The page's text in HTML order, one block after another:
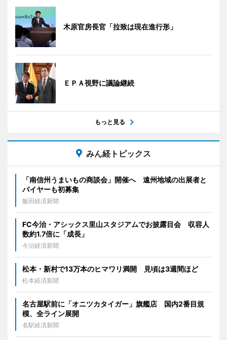
木原官房長官「拉致は現在進行形」
ＥＰＡ視野に議論継続
もっと見る
みん経トピックス
「南信州うまいもの商談会」開催へ 遠州地域の出展者と
バイヤーも初募集
飯田経済新聞
FC今治・アシックス里山スタジアムでお披露目会 収容人
数約1.7倍に「成長」
今治経済新聞
松本・新村で13万本のヒマワリ満開 見頃は3週間ほど
松本経済新聞
名古屋駅前に「オニツカタイガー」旗艦店 国内2番目規
模、全ライン展開
名駅経済新聞